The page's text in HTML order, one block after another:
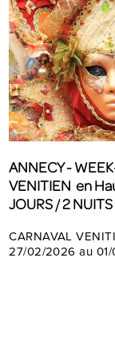
ANNECY -
VENITIEN en
JOURS / 2
CARNAVAL
27/02/2026 au